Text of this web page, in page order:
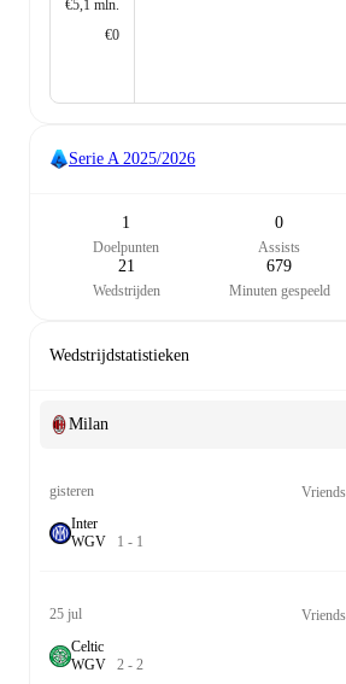
€5,1 mln.
€0
Serie A 2025/2026
1
Doelpunten
0
Assists
21
Wedstrijden
679
Minuten gespeeld
Wedstrijdstatistieken
Milan
gisteren
Inter
WGV 1 - 1
25 jul
Celtic
WGV 2 - 2